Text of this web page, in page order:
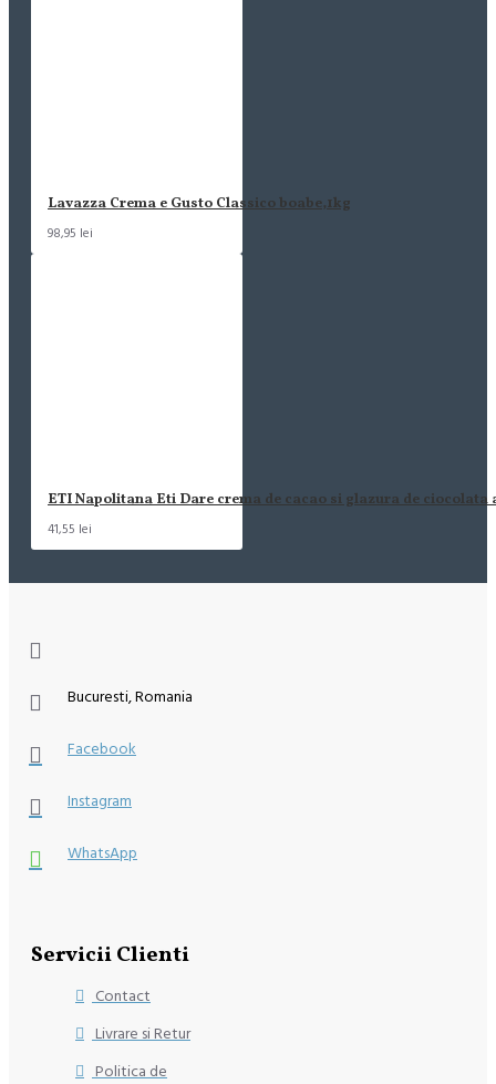
Lavazza Crema e Gusto Classico boabe,1kg
98,95 lei
ETI Napolitana Eti Dare crema de cacao si glazura de ciocolata
41,55 lei
Bucuresti, Romania
Facebook
Instagram
WhatsApp
Servicii Clienti
Contact
Livrare si Retur
Politica de